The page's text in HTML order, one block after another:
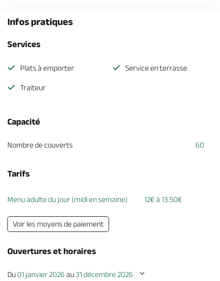
Infos pratiques
Services
Plats à emporter Service en terrasse
Traiteur
Capacité
Nombre de couverts 60
Tarifs
Menu adulte du jour (midi en semaine) 12€ à 13.50€
Voir les moyens de paiement
Ouvertures et horaires
Du 01 janvier 2026 au31 décembre 2026